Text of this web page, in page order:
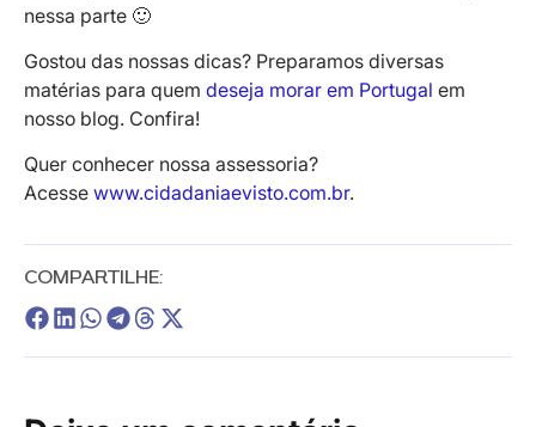
nessa parte 🙂
Gostou das nossas dicas? Preparamos diversas
matérias para quem deseja morar em Portugal em
nosso blog. Confira!
Quer conhecer nossa assessoria?
Acesse www.cidadaniaevisto.com.br.
COMPARTILHE: